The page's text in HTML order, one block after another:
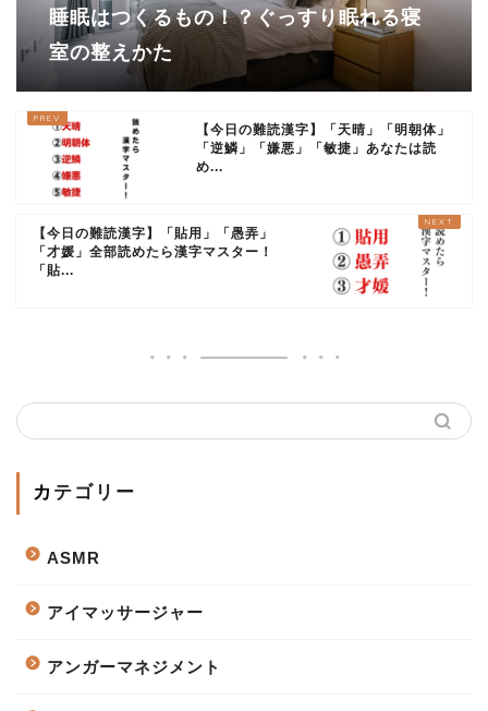
睡眠はつくるもの！？ぐっすり眠れる寝
室の整えかた
【今日の難読漢字】「天晴」「明朝体」
「逆鱗」「嫌悪」「敏捷」あなたは読
め...
【今日の難読漢字】「貼用」「愚弄」
「才媛」全部読めたら漢字マスター！
「貼...
カテゴリー
ASMR
アイマッサージャー
アンガーマネジメント